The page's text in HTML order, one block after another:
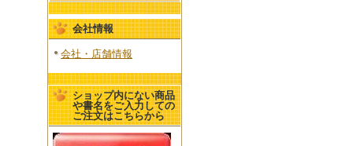
会社情報
会社・店舗情報
ショップ内にない商品
や書名をご入力しての
ご注文はこちらから